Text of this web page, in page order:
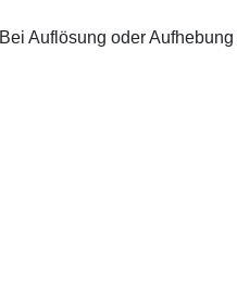
Bei Auflösung oder